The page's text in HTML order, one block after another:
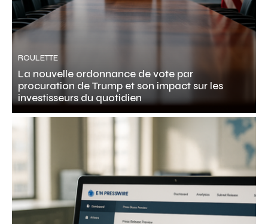
ROULETTE
La nouvelle ordonnance de vote par
procuration de Trump et son impact sur les
investisseurs du quotidien